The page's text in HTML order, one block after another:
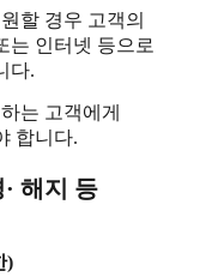
할 경우 고객의
는 인터넷 등으로
다.
는 고객에게
합니다.
해지 등
)